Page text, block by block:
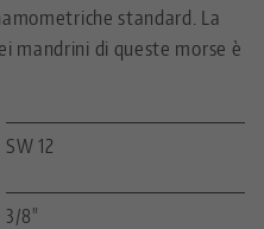
standard. La
mandrini di queste morse è
SW 12
3/8"